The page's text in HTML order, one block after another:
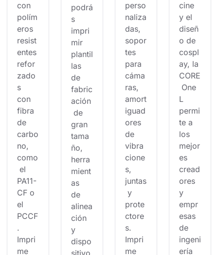
con
polím
eros
resist
entes
refor
zado
s
con
fibra
de
carbo
no,
como
el
PA11-
CF o
el
PCCF
.
Impri
me
podrá
s
impri
mir
plantil
las
de
fabric
ación
de
gran
tama
ño,
herra
mient
as
de
alinea
ción
y
dispo
sitivo
perso
naliza
das,
sopor
tes
para
cáma
ras,
amort
iguad
ores
de
vibra
cione
s,
juntas
y
prote
ctore
s.
Impri
me
cine
y el
diseñ
o de
cospl
ay, la
CORE
One
L
permi
te a
los
mejor
es
cread
ores
y
empr
esas
de
ingeni
ería